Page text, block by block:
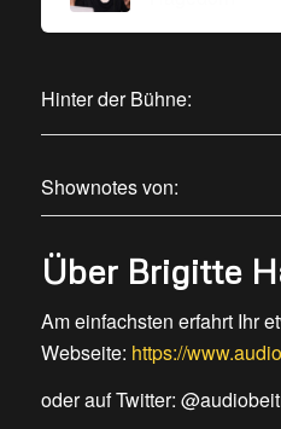
Hinter der Bühne:
Shownotes von:
Über Brigitte
Am einfachsten erfahrt Ihr
Webseite: https://
oder auf Twitter: